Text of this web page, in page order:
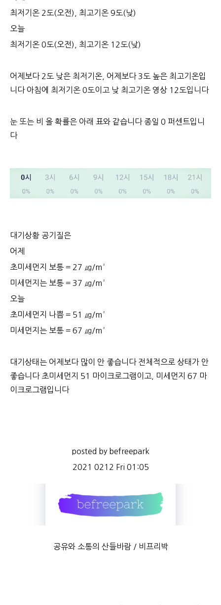
최저기온 2도(오전), 최고기온 9도(낮)
오늘
최저기온 0도(오전), 최고기온 12도(낮)
어제보다 2도 낮은 최저기온, 어제보다 3도 높은 최고기온입
니다 아침에 최저기온 0도이고 낮 최고기온 영상 12도입니다
눈 또는 비 올 확률은 아래 표와 같습니다 종일 0 퍼센트입니
다
대기상황 공기질은
어제
초미세먼지 보통 = 27 ㎍/m³
미세먼지는 보통 = 37 ㎍/m³
오늘
초미세먼지 나쁨 = 51 ㎍/m³
미세먼지는 보통 = 67 ㎍/m³
대기상태는 어제보다 많이 안 좋습니다 전체적으로 상태가 안
좋습니다 초미세먼지 51 마이크로그램이고, 미세먼지 67 마
이크로그램입니다
posted by befreepark
2021 0212 Fri 01:05
공유와 소통의 산들바람 / 비프리박